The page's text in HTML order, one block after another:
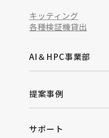
キッティング
各種検証機貸出
AI＆HPC事業部
提案事例
サポート